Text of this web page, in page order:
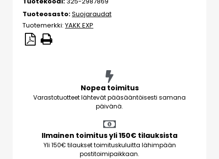
Tuoteosasto:Suojaraudat
Tuotemerkki: YAKK EXP
Nopea toimitus
Varastotuotteet lähtevät pääsääntöisesti samana
päivänä.
Ilmainen toimitus yli 150€ tilauksista
Yli 150€ tilaukset toimituskuluitta lähimpään
postitoimipaikkaan.